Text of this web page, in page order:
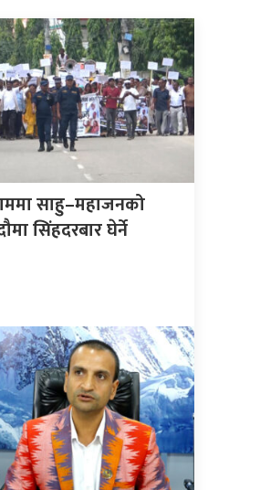
साहु–महाजनको
सिंहदरबार घेर्ने